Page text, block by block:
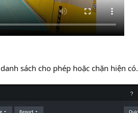
sách cho phép hoặc chặn hiện có.